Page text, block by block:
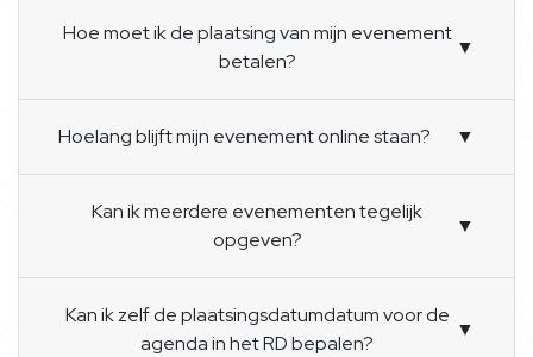
Hoe moet ik de plaatsing van mijn evenement
betalen?
▼
Hoelang blijft mijn evenement online staan? ▼
Kan ik meerdere evenementen tegelijk
opgeven?
▼
Kan ik zelf de plaatsingsdatumdatum voor de
agenda in het RD bepalen?
▼